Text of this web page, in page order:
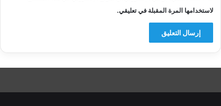
لاستخدامها المرة المقبلة في تعليقي.